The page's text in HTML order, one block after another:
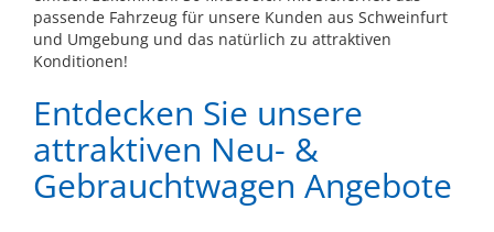
passende Fahrzeug für unsere Kunden aus Schweinfurt
und Umgebung und das natürlich zu attraktiven
Konditionen!
Entdecken Sie unsere
attraktiven Neu- &
Gebrauchtwagen Angebote